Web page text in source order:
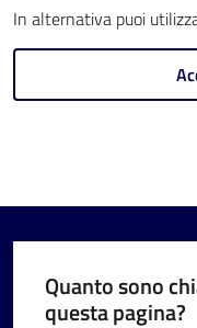
s
e
In alternativa puoi
Quanto sono
questa pagina?